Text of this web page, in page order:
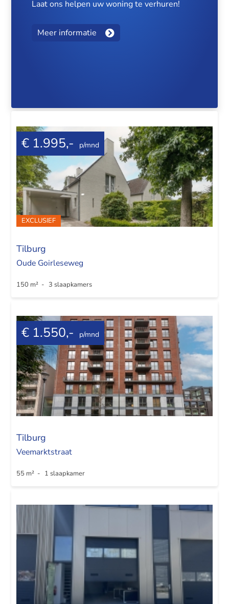
Laat ons helpen uw woning te verhuren!
Meer informatie
€ 1.995,- p/mnd
EXCLUSIEF
Tilburg
Oude Goirleseweg
150 m² - 3 slaapkamers
€ 1.550,- p/mnd
Tilburg
Veemarktstraat
55 m² - 1 slaapkamer